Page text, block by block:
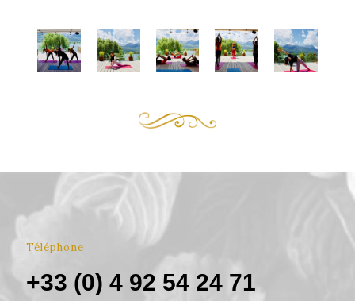
Téléphone
+33 (0) 4 92 54 24 71